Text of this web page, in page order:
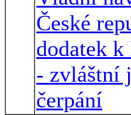
České
dodatek
- zvláštní
čerpání